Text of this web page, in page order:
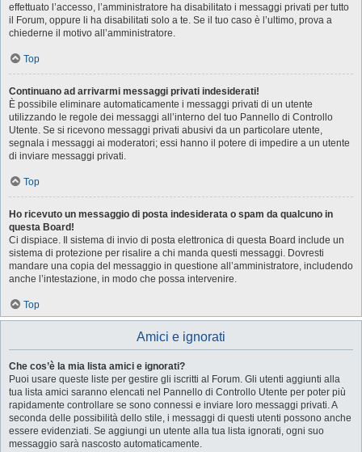
effettuato l’accesso, l’amministratore ha disabilitato i messaggi privati per tutto
il Forum, oppure li ha disabilitati solo a te. Se il tuo caso è l’ultimo, prova a
chiederne il motivo all’amministratore.
Top
Continuano ad arrivarmi messaggi privati indesiderati!
È possibile eliminare automaticamente i messaggi privati ​​di un utente
utilizzando le regole dei messaggi all’interno del tuo Pannello di Controllo
Utente. Se si ricevono messaggi privati ​​abusivi da un particolare utente,
segnala i messaggi ai moderatori; essi hanno il potere di impedire a un utente
di inviare messaggi privati​​.
Top
Ho ricevuto un messaggio di posta indesiderata o spam da qualcuno in
questa Board!
Ci dispiace. Il sistema di invio di posta elettronica di questa Board include un
sistema di protezione per risalire a chi manda questi messaggi. Dovresti
mandare una copia del messaggio in questione all’amministratore, includendo
anche l’intestazione, in modo che possa intervenire.
Top
Amici e ignorati
Che cos’è la mia lista amici e ignorati?
Puoi usare queste liste per gestire gli iscritti al Forum. Gli utenti aggiunti alla
tua lista amici saranno elencati nel Pannello di Controllo Utente per poter più
rapidamente controllare se sono connessi e inviare loro messaggi privati. A
seconda delle possibilità dello stile, i messaggi di questi utenti possono anche
essere evidenziati. Se aggiungi un utente alla tua lista ignorati, ogni suo
messaggio sarà nascosto automaticamente.